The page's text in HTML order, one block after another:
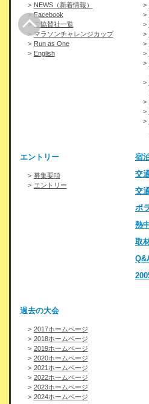
NEWS（新着情報）
Facebook
ご協賛社一覧
マラソンチャレンジカップ
Run as One
English
エントリー
募集要項
エントリー
宿
交
交
ボ
熱
取
過去の大会
2017ホームページ
2018ホームページ
2019ホームページ
2020ホームページ
2021ホームページ
2022ホームページ
2023ホームページ
2024ホームページ